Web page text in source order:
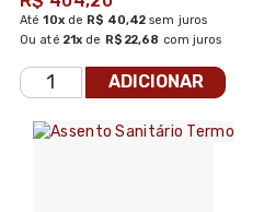
Até10xde R$ 40,42 sem juros
Ou até 21x de R$ 22,68 com juros
ADICIONAR